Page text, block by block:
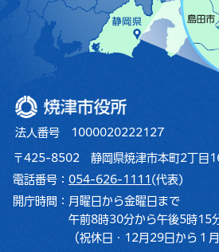
焼津市役所
法人番号 1000020222127
〒425-8502 静岡県焼津市本町2丁目
電話番号： 054-626-1111 (代表)
開庁時間： 月曜日から金曜日まで
午前8時30分から午後5時15
（祝休日・12月29日から１